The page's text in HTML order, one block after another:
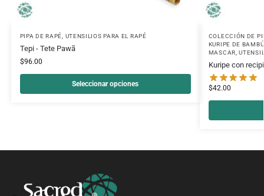
PIPA DE RAPÉ, UTENSILIOS PARA EL RAPÉ
Tepi - Tete Pawã
$96.00
Seleccionar opciones
COLECCIÓN DE
KURIPE DE BAMBÚ
MASCAR,
Kuripe con
$42.00